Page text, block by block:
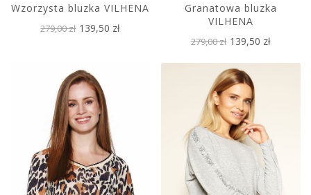
Wzorzysta bluzka VILHENA
279,00 zł 139,50 zł
Granatowa bluzka
VILHENA
279,00 zł 139,50 zł